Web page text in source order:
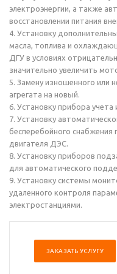
электроэнергии, а также
восстановлении питания
4. Установку
масла, топлива и
ДГУ в условиях
значительно увеличить
5. Замену изношенного или
агрегата на новый.
6. Установку прибора учета
7. Установку
бесперебойного
двигателя ДЭС.
8. Установку приборов
для автоматического
9. Установку системы
удаленного контроля
электростанциями.
ЗАКАЗАТЬ УСЛУГУ